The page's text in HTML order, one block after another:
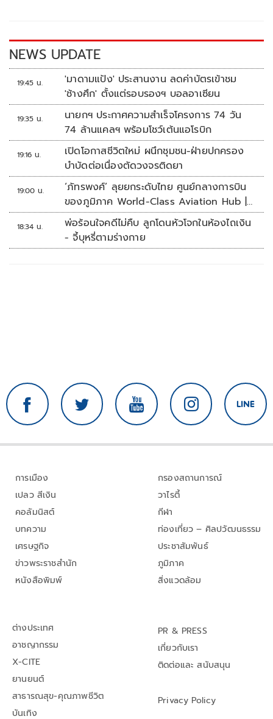
k k
NEWS UPDATE
19:45 น.
'มาดามแป้ง' ประสานงาน ลดค่าบัตรเข้าชม
'ช้างศึก' ตั้งแต่รอบรองฯ บอลอาเซียน
19:35 น.
นายกฯ ประกาศความสำเร็จโครงการ 74 วัน
74 ล้านแคลฯ พร้อมโชว์เต้นแอโรบิก
19:16 น.
เปิดโอกาสชีวิตใหม่ ผนึกชุมชน-ฝ่ายปกครอง
บำบัดต่อเนื่องตัดวงจรติดยา
19:00 น.
‘ภัทรพงศ์’ ลุยยกระดับไทย ศูนย์กลางการบิน
ของภูมิภาค World-Class Aviation Hub |
ห้องข่าวไทยโพสต์สุดสัปดาห์
18:34 น.
พ่อร้อนใจคดีไม่คืบ ลูกโดนหัวโจกในห้องไถเงิน
- จี้บุหรี่ตามร่างกาย
การเมือง
เปลว สีเงิน
คอลัมนิสต์
บทความ
เศรษฐกิจ
ข่าวพระราชสำนัก
หนังสือพิมพ์
กรองสถานการณ์
วาไรตี้
กีฬา
ท่องเที่ยว – ศิลปวัฒนธรรม
ประชาสัมพันธ์
ภูมิภาค
สิ่งแวดล้อม
ต่างประเทศ
อาชญากรรม
X-CITE
ยานยนต์
สาธารณสุข-คุณภาพชีวิต
บันเทิง
PR & PRESS
เกี่ยวกับเรา
ติดต่อและ สนับสนุน
Privacy Policy